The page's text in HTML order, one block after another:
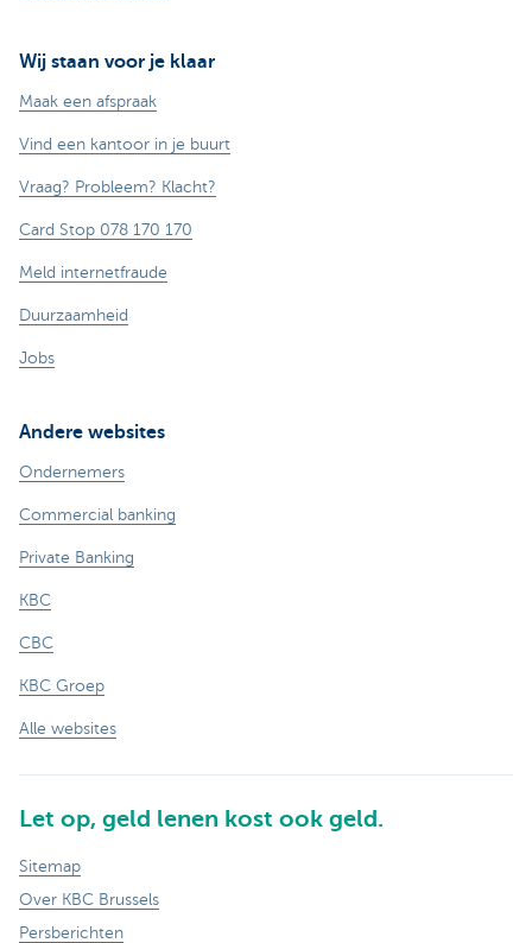
Wij staan voor je klaar
Maak een afspraak
Vind een kantoor in je buurt
Vraag? Probleem? Klacht?
Card Stop 078 170 170
Meld internetfraude
Duurzaamheid
Jobs
Andere websites
Ondernemers
Commercial banking
Private Banking
KBC
CBC
KBC Groep
Alle websites
Let op, geld lenen kost ook geld.
Sitemap
Over KBC Brussels
Persberichten